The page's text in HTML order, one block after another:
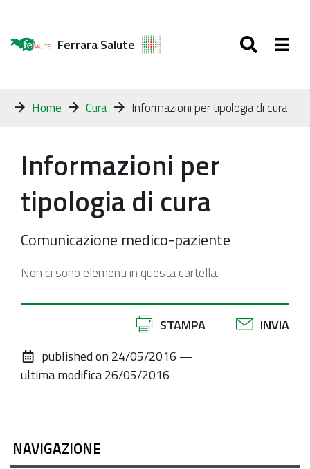
Ferrara Salute
Tu
sei Home Cura Informazioni per tipologia di cura
Informazioni per
tipologia di cura
Comunicazione medico-paziente
Non ci sono elementi in questa cartella.
documento
STAMPA
INVIA
published on 24/05/2016 —
ultima modifica26/05/2016
NAVIGAZIONE